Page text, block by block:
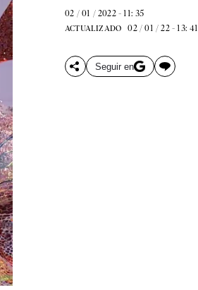
02 / 01 / 2022 - 11: 35
ACTUALIZADO 02 / 01 / 22 - 13: 41
Seguir en